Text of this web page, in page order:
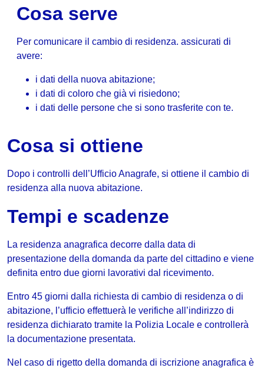
Cosa serve
Per comunicare il cambio di residenza. assicurati di
avere:
i dati della nuova abitazione;
i dati di coloro che già vi risiedono;
i dati delle persone che si sono trasferite con te.
Cosa si ottiene
Dopo i controlli dell’Ufficio Anagrafe, si ottiene il cambio di
residenza alla nuova abitazione.
Tempi e scadenze
La residenza anagrafica decorre dalla data di
presentazione della domanda da parte del cittadino e viene
definita entro due giorni lavorativi dal ricevimento.
Entro 45 giorni dalla richiesta di cambio di residenza o di
abitazione, l’ufficio effettuerà le verifiche all’indirizzo di
residenza dichiarato tramite la Polizia Locale e controllerà
la documentazione presentata.
Nel caso di rigetto della domanda di iscrizione anagrafica è